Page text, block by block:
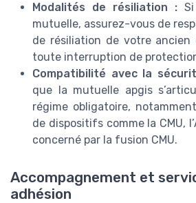
Modalités de résiliation :
mutuelle, assurez-vous de
de résiliation de votre
toute interruption de
Compatibilité avec la
que la mutuelle apgis
régime obligatoire,
de dispositifs comme la CMU,
concerné par la fusion CMU.
Accompagnement et
adhésion